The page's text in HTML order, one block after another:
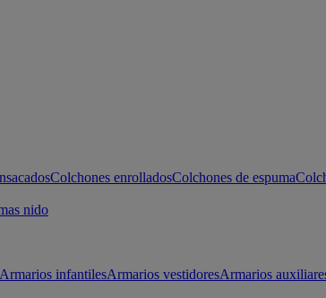
Colchones enrolladosColchones de espuma
nido
Armarios infantilesArmarios vestidoresArmarios